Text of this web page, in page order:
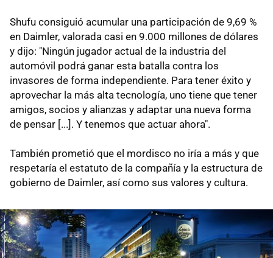
Shufu consiguió acumular una participación de 9,69 %
en Daimler, valorada casi en 9.000 millones de dólares
y dijo: "Ningún jugador actual de la industria del
automóvil podrá ganar esta batalla contra los
invasores de forma independiente. Para tener éxito y
aprovechar la más alta tecnología, uno tiene que tener
amigos, socios y alianzas y adaptar una nueva forma
de pensar [...]. Y tenemos que actuar ahora".
También prometió que el mordisco no iría a más y que
respetaría el estatuto de la compañía y la estructura de
gobierno de Daimler, así como sus valores y cultura.